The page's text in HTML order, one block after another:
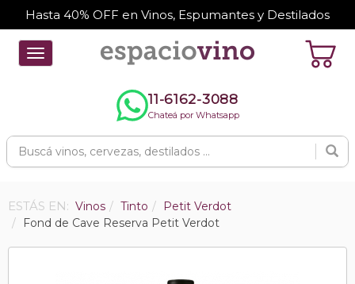
Hasta 40% OFF en Vinos, Espumantes y Destilados
Toggle
navigation
11-6162-3088
Chateá por Whatsapp
ESTÁS EN: Vinos Tinto
Petit Verdot
Fond de Cave Reserva Petit Verdot